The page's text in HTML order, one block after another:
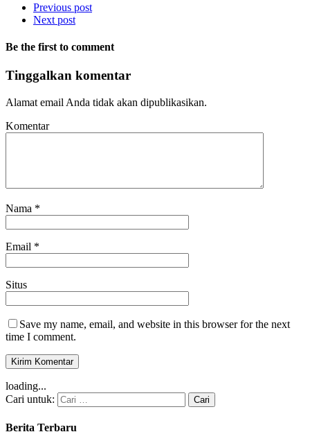
Previous post
Next post
Be the first to comment
Tinggalkan komentar
Alamat email Anda tidak akan dipublikasikan.
Komentar
Nama *
Email *
Situs
Save my name, email, and website in this browser for the next
time I comment.
loading...
Cari untuk:
Berita Terbaru